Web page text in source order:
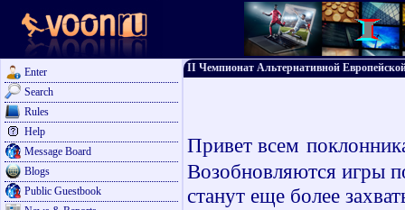
Enter
Search
Rules
Help
Message Board
Blogs
Public Guestbook
II Чемпионат Альтернативной
Привет всем
Возобновляются игры
станут еще более